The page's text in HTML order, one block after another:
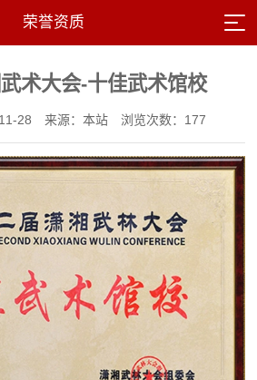
荣誉资质
术大会-十佳武术馆校
28 来源：本站 浏览次数：177